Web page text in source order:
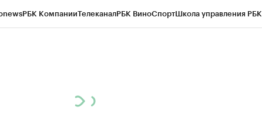
РБК КомпанииТелеканалРБК ВиноСпортШкола управления РБК